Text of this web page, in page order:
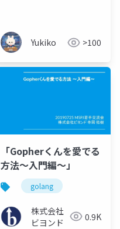
Yukiko >100
「Gopherくんを愛でる
方法～入門編～」
golang
株式会社
ビヨンド
0.9K